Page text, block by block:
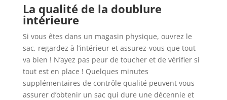
La qualité de la doublure
intérieure
Si vous êtes dans un magasin physique, ouvrez le
sac, regardez à l’intérieur et assurez-vous que tout
va bien ! N’ayez pas peur de toucher et de vérifier si
tout est en place ! Quelques minutes
supplémentaires de contrôle qualité peuvent vous
assurer d’obtenir un sac qui dure une décennie et